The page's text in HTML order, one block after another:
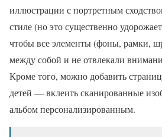
иллюстрации с портретным
стиле (но это существенно
чтобы все элементы (фоны, рамки,
между собой и не отвлекали
Кроме того, можно добавить
детей — вклеить сканированные
альбом персонализированным.